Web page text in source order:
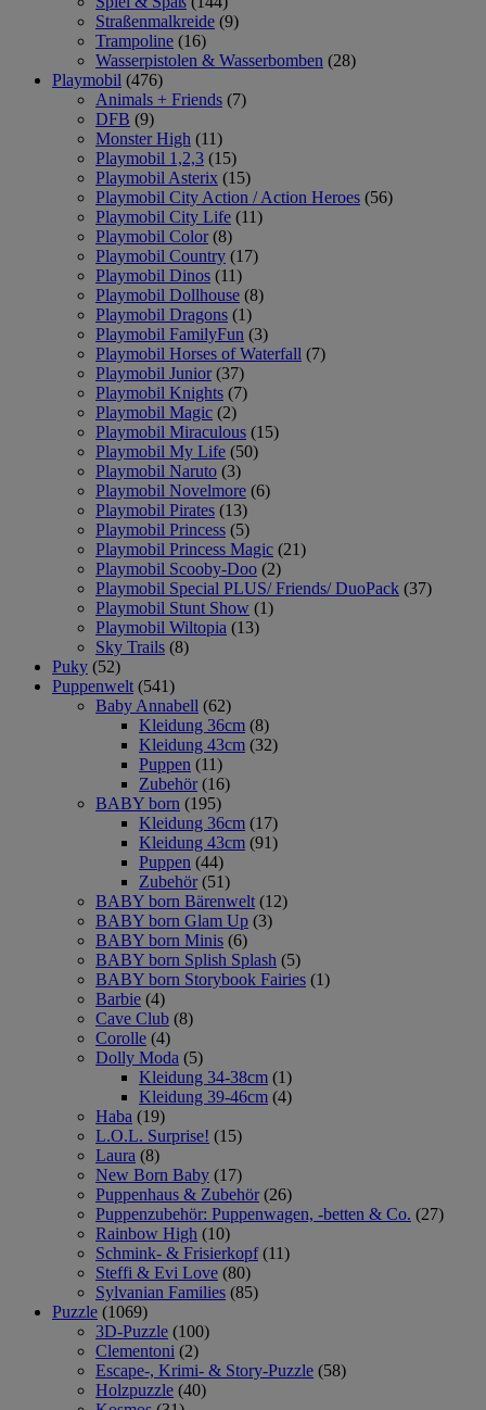
Straßenmalkreide (9)
Trampoline (16)
Wasserpistolen & Wasserbomben (28)
Playmobil (476)
Animals + Friends (7)
DFB (9)
Monster High (11)
Playmobil 1,2,3 (15)
Playmobil Asterix (15)
Playmobil City Action / Action Heroes (56)
Playmobil City Life (11)
Playmobil Color (8)
Playmobil Country (17)
Playmobil Dinos (11)
Playmobil Dollhouse (8)
Playmobil Dragons (1)
Playmobil FamilyFun (3)
Playmobil Horses of Waterfall (7)
Playmobil Junior (37)
Playmobil Knights (7)
Playmobil Magic (2)
Playmobil Miraculous (15)
Playmobil My Life (50)
Playmobil Naruto (3)
Playmobil Novelmore (6)
Playmobil Pirates (13)
Playmobil Princess (5)
Playmobil Princess Magic (21)
Playmobil Scooby-Doo (2)
Playmobil Special PLUS/ Friends/ DuoPack (37)
Playmobil Stunt Show (1)
Playmobil Wiltopia (13)
Sky Trails (8)
Puky (52)
Puppenwelt (541)
Baby Annabell (62)
Kleidung 36cm (8)
Kleidung 43cm (32)
Puppen (11)
Zubehör (16)
BABY born (195)
Kleidung 36cm (17)
Kleidung 43cm (91)
Puppen (44)
Zubehör (51)
BABY born Bärenwelt (12)
BABY born Glam Up (3)
BABY born Minis (6)
BABY born Splish Splash (5)
BABY born Storybook Fairies (1)
Barbie (4)
Cave Club (8)
Corolle (4)
Dolly Moda (5)
Kleidung 34-38cm (1)
Kleidung 39-46cm (4)
Haba (19)
L.O.L. Surprise! (15)
Laura (8)
New Born Baby (17)
Puppenhaus & Zubehör (26)
Puppenzubehör: Puppenwagen, -betten & Co. (27)
Rainbow High (10)
Schmink- & Frisierkopf (11)
Steffi & Evi Love (80)
Sylvanian Families (85)
Puzzle (1069)
3D-Puzzle (100)
Clementoni (2)
Escape-, Krimi- & Story-Puzzle (58)
Holzpuzzle (40)